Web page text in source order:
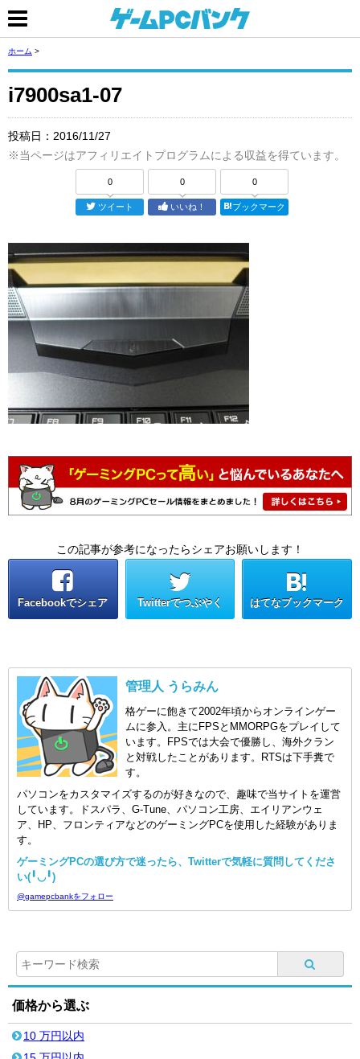
ホーム >
i7900sa1-07
投稿日： 2016/11/27
※当ページはアフィリエイトプログラムによる収益を得ています。
0
ツイート
0
いいね！
0
ブックマーク
この記事が参考になったらシェアお願いします！
Facebookでシェア Twitterでつぶやく はてなブックマーク
管理人 うらみん
格ゲーに飽きて2002年頃からオンラインゲー
ムに参入。主にFPSとMMORPGをプレイして
います。FPSでは大会で優勝し、海外クラン
と対戦したことがあります。RTSは下手糞で
す。
パソコンをカスタマイズするのが好きなので、趣味で当サイトを運営
しています。ドスパラ、G-Tune、パソコン工房、エイリアンウェ
ア、HP、フロンティアなどのゲーミングPCを使用した経験がありま
す。
ゲーミングPCの選び方で迷ったら、Twitterで気軽に質問してくださ
い(╹◡╹)
@gamepcbankをフォロー
価格から選ぶ
10 万円以内